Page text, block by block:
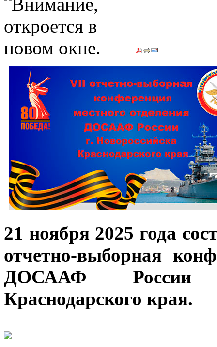
21 ноября 2025 года
отчетно-выборная
ДОСААФ России
Краснодарского края.